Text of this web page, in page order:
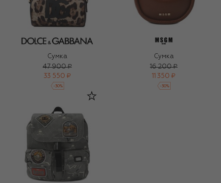
Сумка
47 900 ₽
33 550 ₽
-30%
Сумка
16 200 ₽
11 350 ₽
-30%